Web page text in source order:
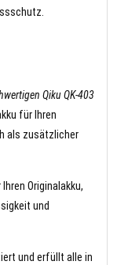
Qiku QK-403
für Ihren
als zusätzlicher
Originalakku,
und
und erfüllt alle in